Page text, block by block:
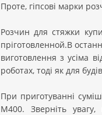
Проте, гіпсові марки
Розчин для стяжки
пріготовленной.В
виготовлення з усіма
роботах, тоді як для
При приготуванні
М400. Зверніть